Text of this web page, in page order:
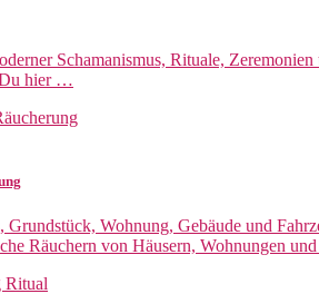
Schamanismus, Rituale,
Du hier …
Grundstück, Wohnung, Gebäude und
Räuchern von Häusern, Wohnungen